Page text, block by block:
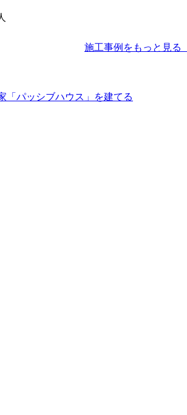
施工事例をもっと見る
「パッシブハウス」を建てる